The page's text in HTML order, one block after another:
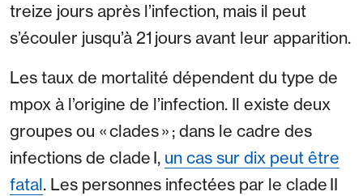
treize jours après l’infection, mais il peut
s’écouler jusqu’à 21 jours avant leur apparition.
Les taux de mortalité dépendent du type de
mpox à l’origine de l’infection. Il existe deux
groupes ou « clades » ; dans le cadre des
infections de clade I, un cas sur dix peut être
fatal. Les personnes infectées par le clade II